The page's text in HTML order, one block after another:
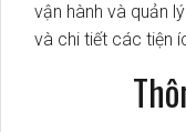
vận hành và quản
và chi tiết các tiện